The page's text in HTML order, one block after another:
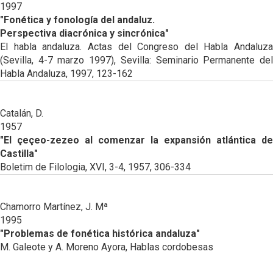
1997
"Fonética y fonología del andaluz.
Perspectiva diacrónica y sincrónica"
El habla andaluza. Actas del Congreso del Habla Andaluza
(Sevilla, 4-7 marzo 1997), Sevilla: Seminario Permanente del
Habla Andaluza, 1997, 123-162
Catalán, D.
1957
"El çeçeo-zezeo al comenzar la expansión atlántica de
Castilla"
Boletim de Filologia, XVI, 3-4, 1957, 306-334
Chamorro Martínez, J. Mª
1995
"Problemas de fonética histórica andaluza"
M. Galeote y A. Moreno Ayora, Hablas cordobesas